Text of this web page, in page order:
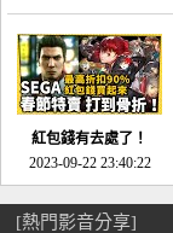
天平》介紹！-電玩宅
速配20230126
紅包錢有去處了！
SEGA春節特賣 超過85
款遊戲打到骨折-電玩
宅速配20230119
2023-09-22 23:40:22
[熱門影音分享]